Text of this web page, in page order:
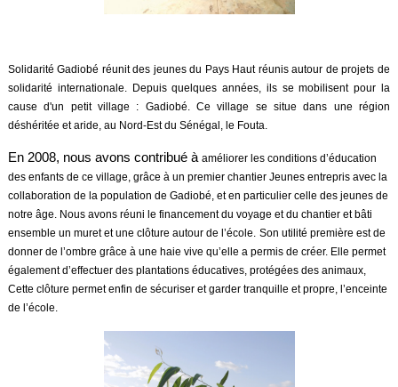
Solidarité Gadiobé réunit des jeunes du Pays Haut réunis autour de projets de
solidarité internationale. Depuis quelques années, ils se mobilisent pour la
cause d'un petit village : Gadiobé. Ce village se situe dans une région
déshéritée et aride, au Nord-Est du Sénégal, le Fouta.
En 2008, nous avons contribué à améliorer les conditions d’éducation
des enfants de ce village, grâce à un premier chantier Jeunes entrepris avec la
collaboration de la population de Gadiobé, et en particulier celle des jeunes de
notre âge. Nous avons réuni le financement du voyage et du chantier et bâti
ensemble un muret et une clôture autour de l’école. Son utilité première est de
donner de l’ombre grâce à une haie vive qu’elle a permis de créer. Elle permet
également d’effectuer des plantations éducatives, protégées des animaux,
Cette clôture permet enfin de sécuriser et garder tranquille et propre, l’enceinte
de l’école.